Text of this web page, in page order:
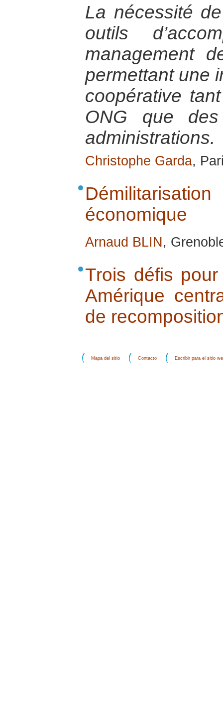
La nécessité
outils
management
permettant une
coopérative
ONG que
administrations.
Christophe Garda,
économique
Arnaud BLIN,
Trois défis
Amérique
de
Mapa del sitio Contacto Escribir para el sitio